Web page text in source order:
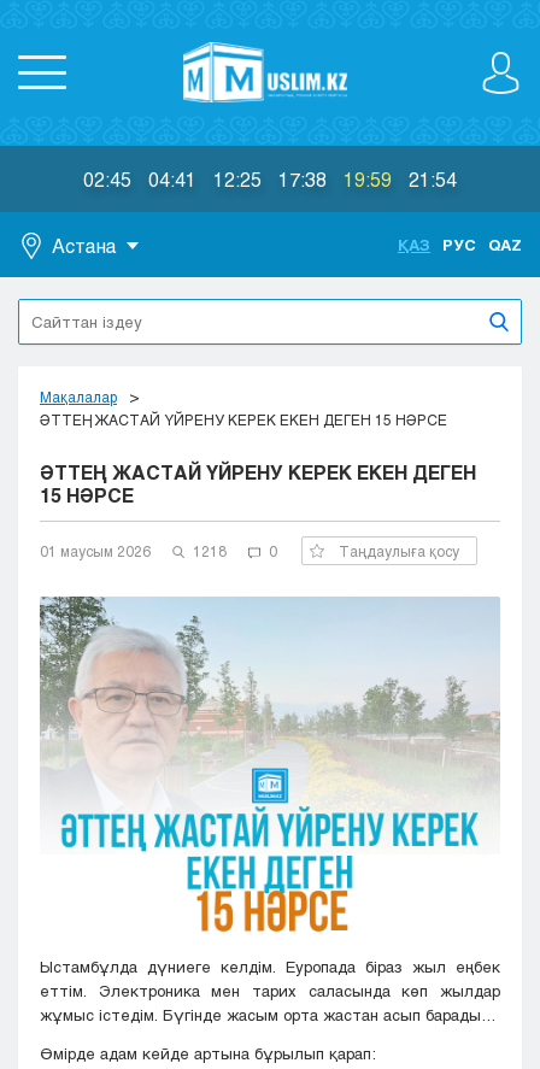
02:45 04:41 12:25 17:38 19:59 21:54
Астана
Астана
Алматы
Актобе
Атырау
Караганда
Кокшетау
Кызылорда
Петропавловск
Семей
Талдыкорган
Тараз
Туркестан
Уральск
Усть-Каменогорск
Шымкент
ҚАЗ РУС QAZ
Мақалалар
ӘТТЕҢ ЖАСТАЙ ҮЙРЕНУ КЕРЕК ЕКЕН ДЕГЕН 15 НӘРСЕ
ӘТТЕҢ ЖАСТАЙ ҮЙРЕНУ КЕРЕК ЕКЕН ДЕГЕН
15 НӘРСЕ
01 маусым 2026 1218 0 Таңдаулыға қосу
Ыстамбұлда дүниеге келдім. Еуропада біраз жыл еңбек
еттім. Электроника мен тарих саласында көп жылдар
жұмыс істедім. Бүгінде жасым орта жастан асып барады…
Өмірде адам кейде артына бұрылып қарап: